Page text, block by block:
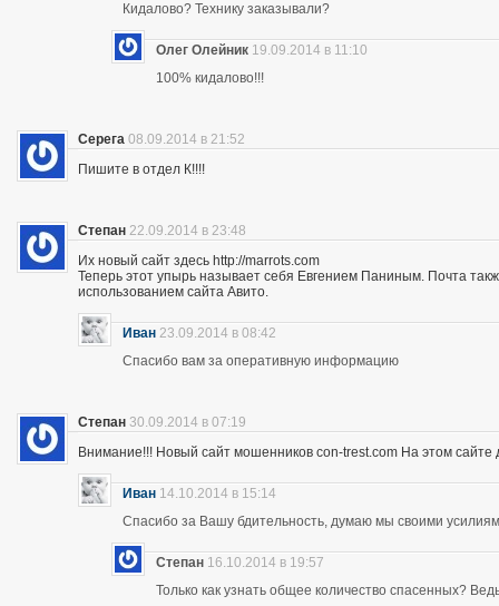
Кидалово? Технику заказывали?
Олег Олейник 19.09.2014 в 11:10
100% кидалово!!!
Серега 08.09.2014 в 21:52
Пишите в отдел К!!!!
Степан 22.09.2014 в 23:48
Их новый сайт здесь http://marrots.com
Теперь этот упырь называет себя Евгением Паниным. Почта
использованием сайта Авито.
Иван 23.09.2014 в 08:42
Спасибо вам за оперативную информацию
Степан 30.09.2014 в 07:19
Внимание!!! Новый сайт мошенников con-trest.com На этом сайте
Иван 14.10.2014 в 15:14
Спасибо за Вашу бдительность, думаю мы своими
Степан 16.10.2014 в 19:57
Только как узнать общее количество спасенных?